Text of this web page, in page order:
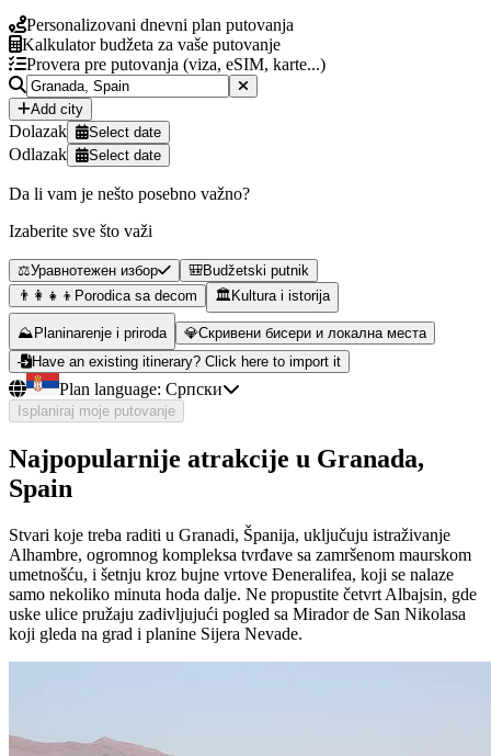
Personalizovani dnevni plan putovanja
Kalkulator budžeta za vaše putovanje
Provera pre putovanja (viza, eSIM, karte...)
Add city
Dolazak Select date
Odlazak Select date
Da li vam je nešto posebno važno?
Izaberite sve što važi
⚖️Уравнотежен избор 🎒Budžetski putnik
👨‍👩‍👧‍👦 Porodica sa decom 🏛️ Kultura i istorija
⛰️ Planinarenje i priroda 💎Скривени бисери и локална места
Have an existing itinerary? Click here to import it
Plan language: Српски
Isplaniraj moje putovanje
Najpopularnije atrakcije u Granada,
Spain
Stvari koje treba raditi u Granadi, Španija, uključuju istraživanje
Alhambre, ogromnog kompleksa tvrđave sa zamršenom maurskom
umetnošću, i šetnju kroz bujne vrtove Đeneralifea, koji se nalaze
samo nekoliko minuta hoda dalje. Ne propustite četvrt Albajsin, gde
uske ulice pružaju zadivljujući pogled sa Mirador de San Nikolasa
koji gleda na grad i planine Sijera Nevade.